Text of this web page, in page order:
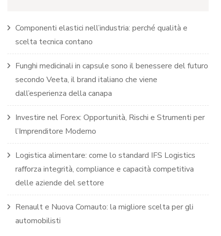
Componenti elastici nell’industria: perché qualità e
scelta tecnica contano
Funghi medicinali in capsule sono il benessere del futuro
secondo Veeta, il brand italiano che viene
dall’esperienza della canapa
Investire nel Forex: Opportunità, Rischi e Strumenti per
l’Imprenditore Moderno
Logistica alimentare: come lo standard IFS Logistics
rafforza integrità, compliance e capacità competitiva
delle aziende del settore
Renault e Nuova Comauto: la migliore scelta per gli
automobilisti